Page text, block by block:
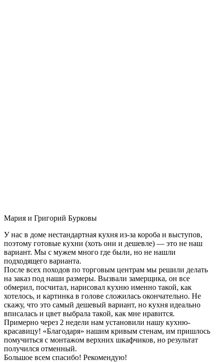
Мария и Григорий Бурковы
У нас в доме нестандартная кухня из-за короба и выступов,
поэтому готовые кухни (хоть они и дешевле) — это не наш
вариант. Мы с мужем много где были, но не нашли
подходящего варианта.
После всех походов по торговым центрам мы решили делать
на заказ под наши размеры. Вызвали замерщика, он все
обмерил, посчитал, нарисовал кухню именно такой, как
хотелось, и картинка в голове сложилась окончательно. Не
скажу, что это самый дешевый вариант, но кухня идеально
вписалась и цвет выбрала такой, как мне нравится.
Примерно через 2 недели нам установили нашу кухню-
красавицу! «Благодаря» нашим кривым стенам, им пришлось
помучиться с монтажом верхних шкафчиков, но результат
получился отменный.
Большое всем спасибо! Рекомендую!